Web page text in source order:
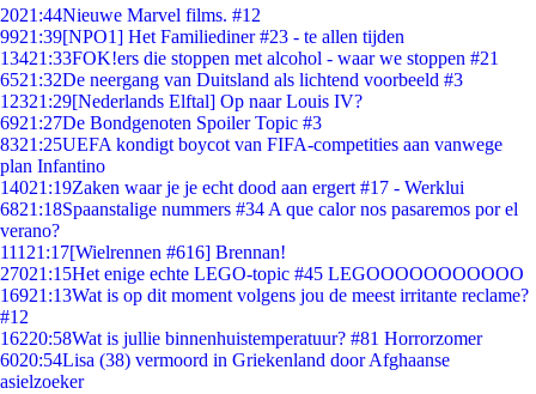
2021:44Nieuwe Marvel films. #12
9921:39[NPO1] Het Familiediner #23 - te allen tijden
13421:33FOK!ers die stoppen met alcohol - waar we stoppen #21
6521:32De neergang van Duitsland als lichtend voorbeeld #3
12321:29[Nederlands Elftal] Op naar Louis IV?
6921:27De Bondgenoten Spoiler Topic #3
8321:25UEFA kondigt boycot van FIFA-competities aan vanwege
plan Infantino
14021:19Zaken waar je je echt dood aan ergert #17 - Werklui
6821:18Spaanstalige nummers #34 A que calor nos pasaremos por el
verano?
111 21:17[Wielrennen #616] Brennan!
27021:15Het enige echte LEGO-topic #45 LEGOOOOOOOOOOO
16921:13Wat is op dit moment volgens jou de meest irritante reclame?
#12
16220:58Wat is jullie binnenhuistemperatuur? #81 Horrorzomer
6020:54Lisa (38) vermoord in Griekenland door Afghaanse
asielzoeker